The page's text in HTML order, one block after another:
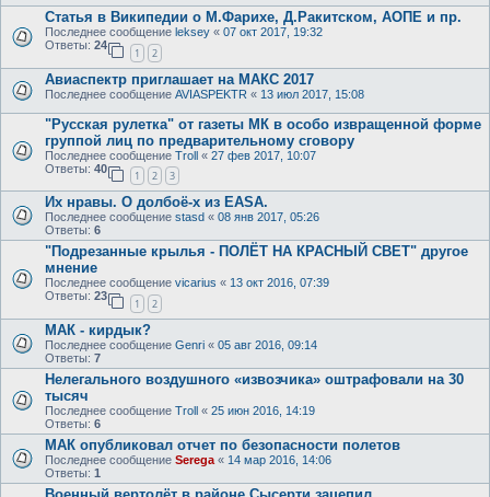
Статья в Википедии о М.Фарихе, Д.Ракитском, АОПЕ и пр.
Последнее сообщение leksey « 07 окт 2017, 19:32
Ответы: 24
1 2
Авиаспектр приглашает на МАКС 2017
Последнее сообщение AVIASPEKTR « 13 июл 2017, 15:08
"Русская рулетка" от газеты МК в особо извращенной форме
группой лиц по предварительному сговору
Последнее сообщение Troll « 27 фев 2017, 10:07
Ответы: 40
1 2 3
Их нравы. О долбоё-х из EASA.
Последнее сообщение stasd « 08 янв 2017, 05:26
Ответы: 6
"Подрезанные крылья - ПОЛЁТ НА КРАСНЫЙ СВЕТ" другое
мнение
Последнее сообщение vicarius « 13 окт 2016, 07:39
Ответы: 23
1 2
МАК - кирдык?
Последнее сообщение Genri « 05 авг 2016, 09:14
Ответы: 7
Нелегального воздушного «извозчика» оштрафовали на 30
тысяч
Последнее сообщение Troll « 25 июн 2016, 14:19
Ответы: 6
МАК опубликовал отчет по безопасности полетов
Последнее сообщение Serega « 14 мар 2016, 14:06
Ответы: 1